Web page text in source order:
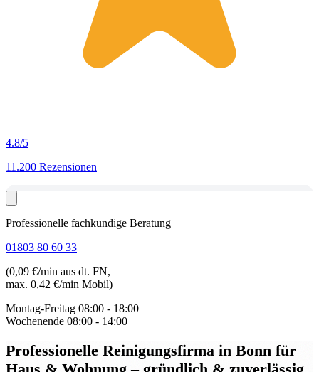
4.8/5
11.200 Rezensionen
Professionelle fachkundige Beratung
01803 80 60 33
(0,09 €/min aus dt. FN,
max. 0,42 €/min Mobil)
Montag-Freitag 08:00 - 18:00
Wochenende 08:00 - 14:00
Professionelle Reinigungsfirma in Bonn für